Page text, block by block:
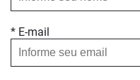
* E-mail